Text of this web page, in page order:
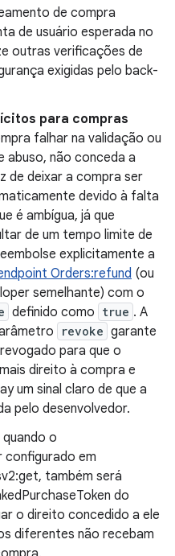
de compra
de usuário esperada no
outras verificações de
exigidas pelo back-
para compras
falhar na validação ou
abuso, não conceda a
de deixar a compra ser
devido à falta
é ambígua, já que
de um tempo limite de
explicitamente a
Orders:refund (ou
semelhante) com o
definido como true . A
revoke garante
para que o
direito à compra e
um sinal claro de que a
pelo desenvolvedor.
o
configurado em
também será
do
o direito concedido a ele
diferentes não recebam